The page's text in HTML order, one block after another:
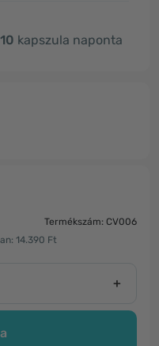
10 kapszula naponta
Termékszám: CV006
14.390 Ft
+